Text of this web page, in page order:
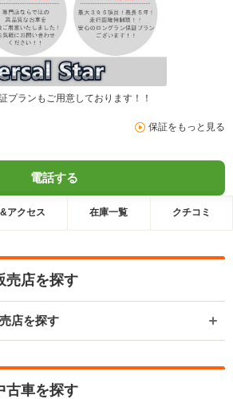
プランもご用意しております！！
保証をもっと見る
電話する
アクセス 在庫一覧 クチコミ
売店を探す
店を探す
古車を探す